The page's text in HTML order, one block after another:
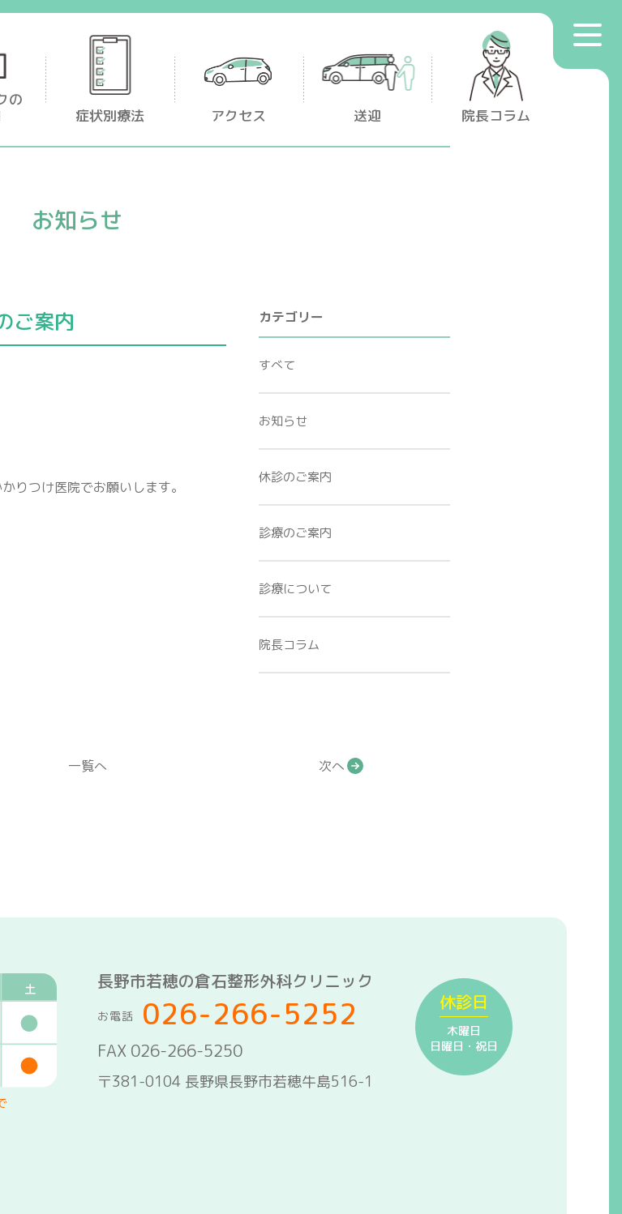
の
症状別療法 アクセス 送迎 院長コラム
toggle
マイナンバー保険証利用について
お知らせ
ご案内
りつけ医院でお願いします。
カテゴリー
すべて
お知らせ
休診のご案内
診療のご案内
診療について
院長コラム
一覧へ 次へ
長野市若穂の倉石整形外科クリニック
お電話 026-266-5252
FAX 026-266-5250
〒381-0104 長野県長野市若穂牛島516-1
休診日
木曜日
日曜日・祝日